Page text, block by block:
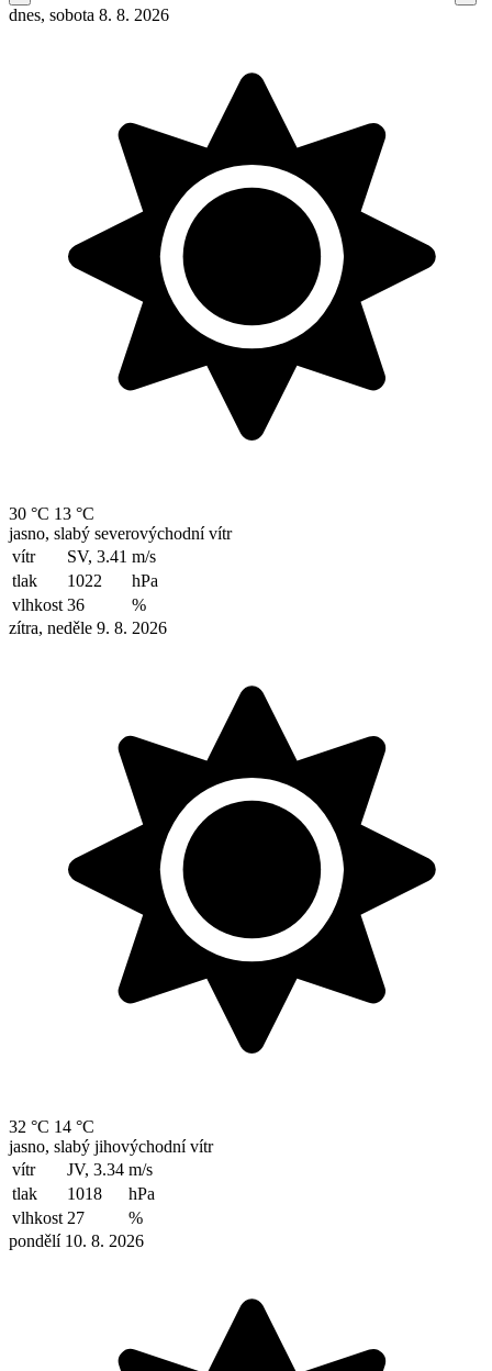
dnes, sobota 8. 8. 2026
30 °C 13 °C
jasno, slabý severovýchodní vítr
vítr
SV, 3.41 m/s
tlak
1022
hPa
vlhkost 36
%
zítra, neděle 9. 8. 2026
32 °C 14 °C
jasno, slabý jihovýchodní vítr
vítr
JV, 3.34 m/s
tlak
1018
hPa
vlhkost 27
%
pondělí 10. 8. 2026